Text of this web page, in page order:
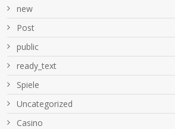
new
Post
public
ready_text
Spiele
Uncategorized
Сasino